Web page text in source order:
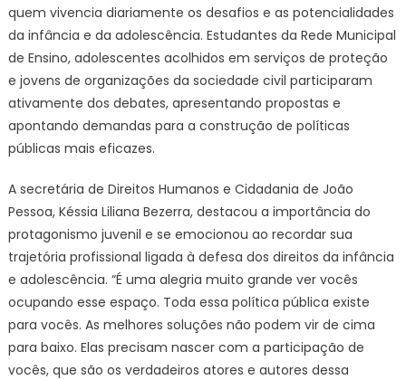
quem vivencia diariamente os desafios e as potencialidades
da infância e da adolescência. Estudantes da Rede Municipal
de Ensino, adolescentes acolhidos em serviços de proteção
e jovens de organizações da sociedade civil participaram
ativamente dos debates, apresentando propostas e
apontando demandas para a construção de políticas
públicas mais eficazes.
A secretária de Direitos Humanos e Cidadania de João
Pessoa, Késsia Liliana Bezerra, destacou a importância do
protagonismo juvenil e se emocionou ao recordar sua
trajetória profissional ligada à defesa dos direitos da infância
e adolescência. “É uma alegria muito grande ver vocês
ocupando esse espaço. Toda essa política pública existe
para vocês. As melhores soluções não podem vir de cima
para baixo. Elas precisam nascer com a participação de
vocês, que são os verdadeiros atores e autores dessa